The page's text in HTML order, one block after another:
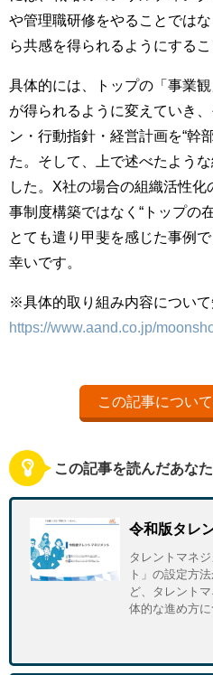
や管理職研修をやることでは
ら共感を得られるようにする
具体的には、トップの「事業
が得られるように変えていき
ン・行動指針・経営計画を“幹
た。そして、上で述べたよう
した。X社の場合の組織活性化
事制度構築ではなく“トップの
とても遣り甲斐を感じた事例
幸いです。
※具体的取り組み内容につい
https://www.aand.co.jp/
この記事につい
この記事を読んだあな
令和版タレ
タレントマネ
ト」の設定方
ど、タレント
体的な進め方に